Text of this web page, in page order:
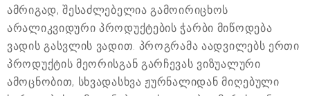
ამრიგად, შესაძლებელია გამოირიცხოს
არალიკვიდური პროდუქტების ჭარბი მიწოდება
ვადის გასვლის ვადით. პროგრამა აადვილებს ერთი
პროდუქტის მეორისგან გარჩევას ვიზუალური
ამოცნობით, სხვადასხვა ჟურნალიდან მიღებული